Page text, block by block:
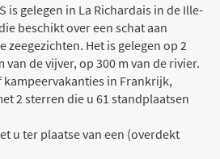
is gelegen in La Richardais in de Ille-
beschikt over een schat aan
zeegezichten. Het is gelegen op 2
van de vijver, op 300 m van de rivier.
kampeervakanties in Frankrijk,
2 sterren die u 61 standplaatsen
u ter plaatse van een (overdekt